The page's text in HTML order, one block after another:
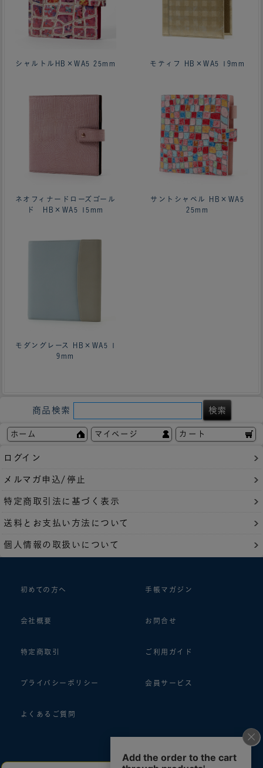
シャルトルHB×WA5 25mm モティフ HB×WA5 19mm
ネオフィナードローズゴール
ド HB×WA5 15mm
サントシャペル HB×WA5
25mm
モダングレース HB×WA5 1
9mm
商品検索
ホーム マイページ カート
ログイン
メルマガ申込/停止
特定商取引法に基づく表示
送料とお支払い方法について
個人情報の取扱いについて
初めての方へ 手帳マガジン
会社概要 お問合せ
特定商取引 ご利用ガイド
プライバシーポリシー 会員サービス
よくあるご質問
follow us!